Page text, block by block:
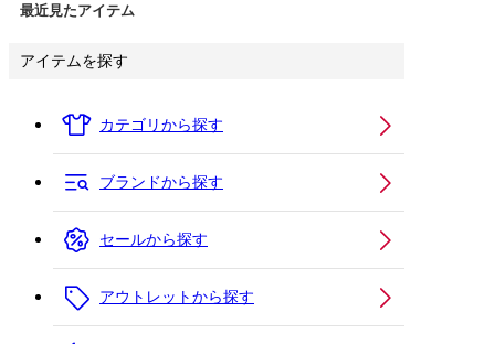
最近見たアイテム
アイテムを探す
カテゴリから探す
ブランドから探す
セールから探す
アウトレットから探す